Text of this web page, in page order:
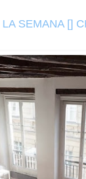
SEMANA []